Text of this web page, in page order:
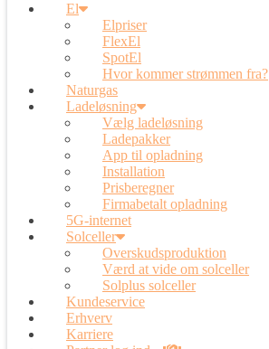
El
Elpriser
FlexEl
SpotEl
Hvor kommer strømmen fra?
Naturgas
Ladeløsning
Vælg ladeløsning
Ladepakker
App til opladning
Installation
Prisberegner
Firmabetalt opladning
5G-internet
Solceller
Overskudsproduktion
Værd at vide om solceller
Solplus solceller
Kundeservice
Erhverv
Karriere